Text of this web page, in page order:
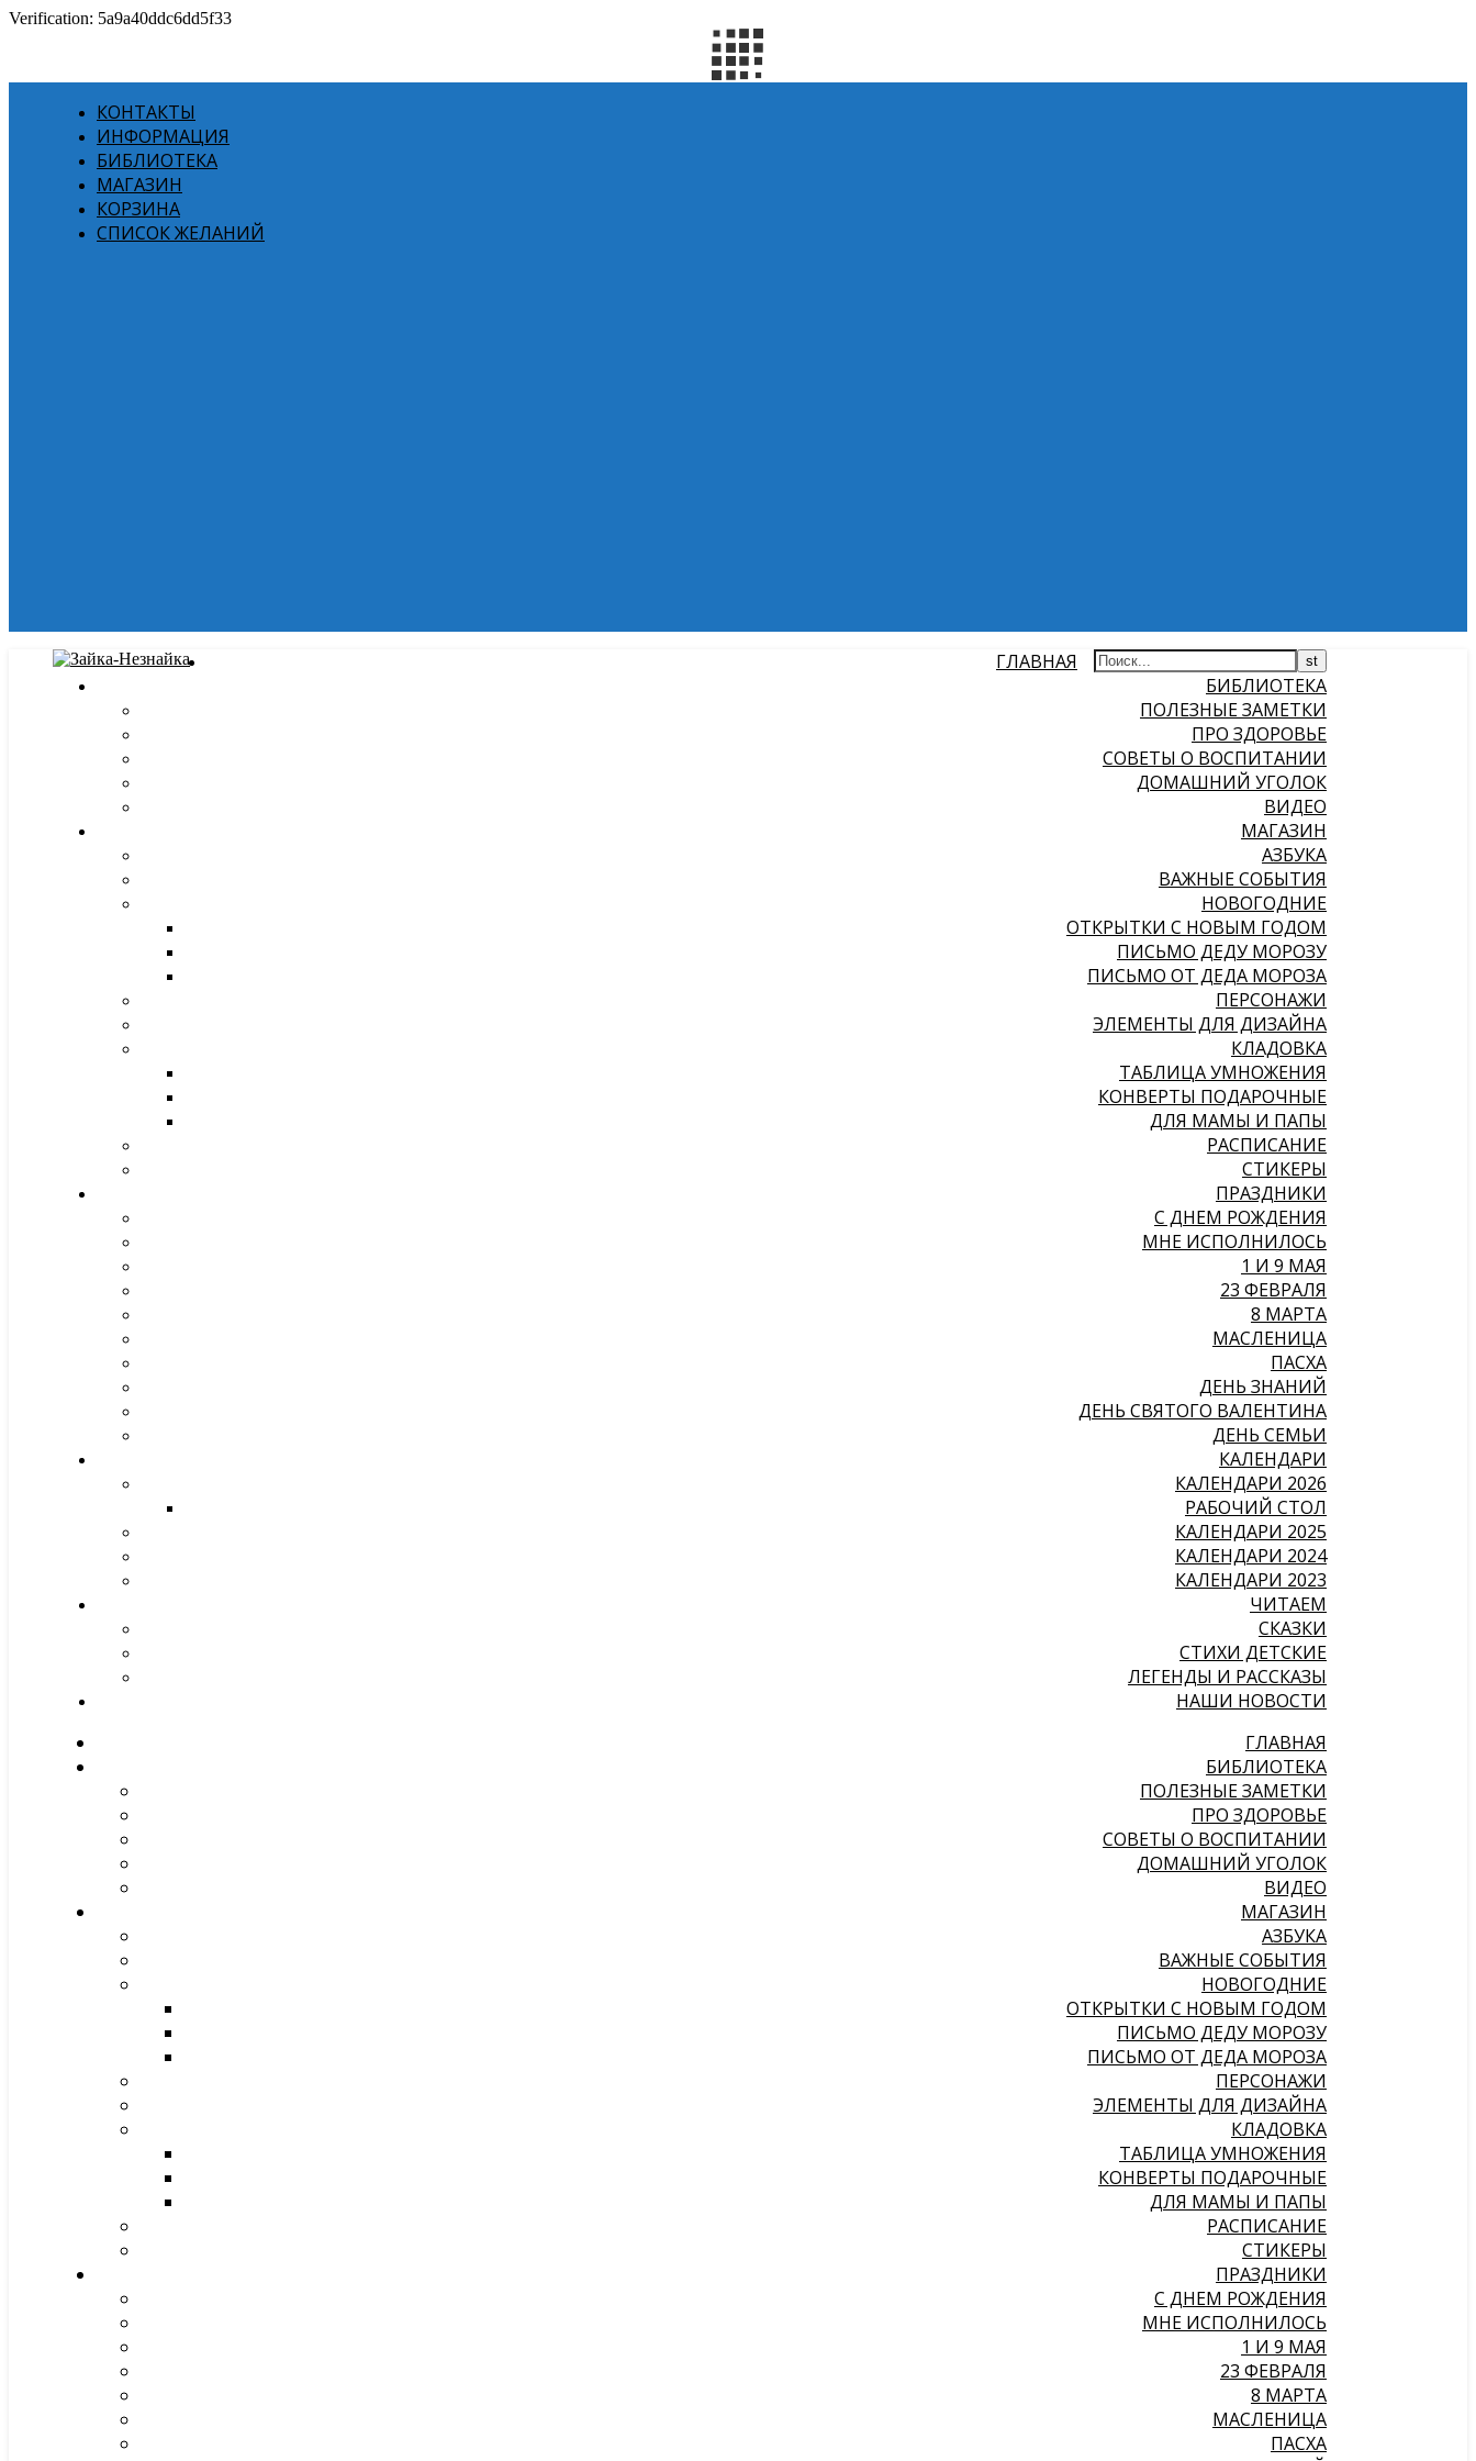
Verification: 5a9a40ddc6dd5f33
КОНТАКТЫ
ИНФОРМАЦИЯ
БИБЛИОТЕКА
МАГАЗИН
КОРЗИНА
СПИСОК ЖЕЛАНИЙ
ГЛАВНАЯ
БИБЛИОТЕКА
ПОЛЕЗНЫЕ ЗАМЕТКИ
ПРО ЗДОРОВЬЕ
СОВЕТЫ О ВОСПИТАНИИ
ДОМАШНИЙ УГОЛОК
ВИДЕО
МАГАЗИН
АЗБУКА
ВАЖНЫЕ СОБЫТИЯ
НОВОГОДНИЕ
ОТКРЫТКИ С НОВЫМ ГОДОМ
ПИСЬМО ДЕДУ МОРОЗУ
ПИСЬМО ОТ ДЕДА МОРОЗА
ПЕРСОНАЖИ
ЭЛЕМЕНТЫ ДЛЯ ДИЗАЙНА
КЛАДОВКА
ТАБЛИЦА УМНОЖЕНИЯ
КОНВЕРТЫ ПОДАРОЧНЫЕ
ДЛЯ МАМЫ И ПАПЫ
РАСПИСАНИЕ
СТИКЕРЫ
ПРАЗДНИКИ
С ДНЕМ РОЖДЕНИЯ
МНЕ ИСПОЛНИЛОСЬ
1 И 9 МАЯ
23 ФЕВРАЛЯ
8 МАРТА
МАСЛЕНИЦА
ПАСХА
ДЕНЬ ЗНАНИЙ
ДЕНЬ СВЯТОГО ВАЛЕНТИНА
ДЕНЬ СЕМЬИ
КАЛЕНДАРИ
КАЛЕНДАРИ 2026
РАБОЧИЙ СТОЛ
КАЛЕНДАРИ 2025
КАЛЕНДАРИ 2024
КАЛЕНДАРИ 2023
ЧИТАЕМ
СКАЗКИ
СТИХИ ДЕТСКИЕ
ЛЕГЕНДЫ И РАССКАЗЫ
НАШИ НОВОСТИ
ГЛАВНАЯ
БИБЛИОТЕКА
ПОЛЕЗНЫЕ ЗАМЕТКИ
ПРО ЗДОРОВЬЕ
СОВЕТЫ О ВОСПИТАНИИ
ДОМАШНИЙ УГОЛОК
ВИДЕО
МАГАЗИН
АЗБУКА
ВАЖНЫЕ СОБЫТИЯ
НОВОГОДНИЕ
ОТКРЫТКИ С НОВЫМ ГОДОМ
ПИСЬМО ДЕДУ МОРОЗУ
ПИСЬМО ОТ ДЕДА МОРОЗА
ПЕРСОНАЖИ
ЭЛЕМЕНТЫ ДЛЯ ДИЗАЙНА
КЛАДОВКА
ТАБЛИЦА УМНОЖЕНИЯ
КОНВЕРТЫ ПОДАРОЧНЫЕ
ДЛЯ МАМЫ И ПАПЫ
РАСПИСАНИЕ
СТИКЕРЫ
ПРАЗДНИКИ
С ДНЕМ РОЖДЕНИЯ
МНЕ ИСПОЛНИЛОСЬ
1 И 9 МАЯ
23 ФЕВРАЛЯ
8 МАРТА
МАСЛЕНИЦА
ПАСХА